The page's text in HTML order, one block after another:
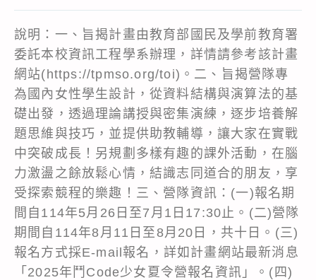
說明：一、旨揭計畫由教育部國民及學前教育署
委託本校資訊工程學系辦理，詳情請參考該計畫
網站(https://tpmso.org/toi)。二、旨揭營隊專
為國內女性學生設計，從資料結構與演算法的基
礎出發，透過理論講授與密集演練，逐步培養解
題思維與技巧，並提供助教輔導，讓大家在實戰
中突破成長！另規劃多樣有趣的課外活動，在腦
力激盪之餘放鬆心情，結識志同道合的朋友，享
受探索競程的樂趣！三、營隊資訊：(一)報名期
間自114年5月26日至7月1日17:30止。(二)營隊
期間自114年8月11日至8月20日，共十日。(三)
報名方式採E-mail報名，詳如計畫網站最新消息
「2025年鬥Code少女夏令營報名資訊」。(四)